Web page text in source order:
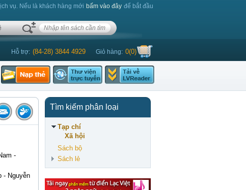
vụ. Nếu là khách hàng mới bấm vào đây để bắt đầu
Hỗ trợ: (84-28) 3844 4929 Giỏ hàng: 0(0)
Tìm kiếm phân loại
Tạp chí
Xã hội
Sách bộ
Sách lẻ
-
- Nguyễn